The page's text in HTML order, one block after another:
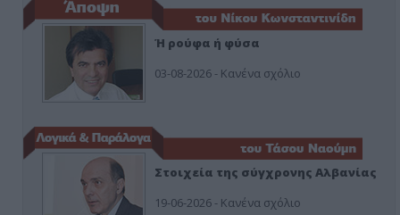
Ή ρούφα ή φύσα
03-08-2026 - Κανένα σχόλιο
Στοιχεία της σύγχρονης Αλβανίας
19-06-2026 - Κανένα σχόλιο